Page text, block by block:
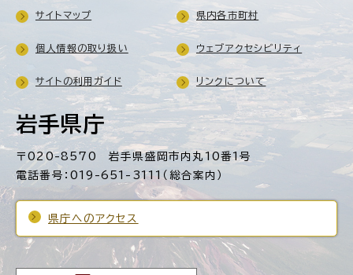
岩手県庁
〒020-8570 岩手県盛岡市内丸10番1号
電話番号：019-651-3111（総合案内）
県庁へのアクセス
サイトマップ 県内各市町村
個人情報の取り扱い ウェブアクセシビリティ
サイトの利用ガイド リンクについて